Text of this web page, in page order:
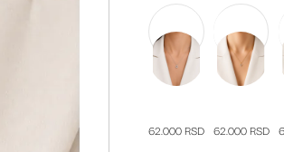
62.000 RSD 62.000 RSD